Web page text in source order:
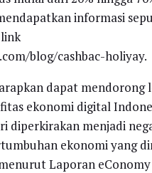
informasi
blog/cashbac-holiyay.
dapat mendorong
ekonomi digital
diperkirakan menjadi
ekonomi yang
Laporan eConomy